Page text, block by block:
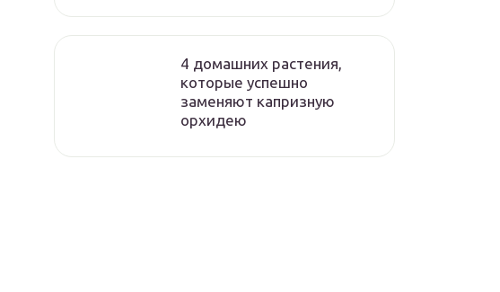
4 домашних растения,
которые успешно
заменяют капризную
орхидею